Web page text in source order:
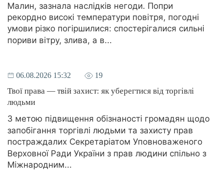
Малин, зазнала наслідків негоди. Попри
рекордно високі температури повітря, погодні
умови різко погіршилися: спостерігалися сильні
пориви вітру, злива, а в...
06.08.2026 15:32 19
Твої права — твій захист: як уберегтися від торгівлі
людьми
З метою підвищення обізнаності громадян щодо
запобігання торгівлі людьми та захисту прав
постраждалих Секретаріатом Уповноваженого
Верховної Ради України з прав людини спільно з
Міжнародним...